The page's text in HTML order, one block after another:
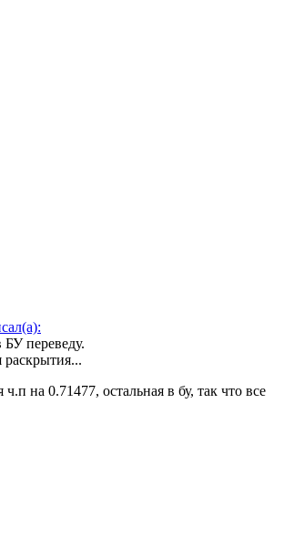
переведу.
на 0.71477, остальная в бу, так что все